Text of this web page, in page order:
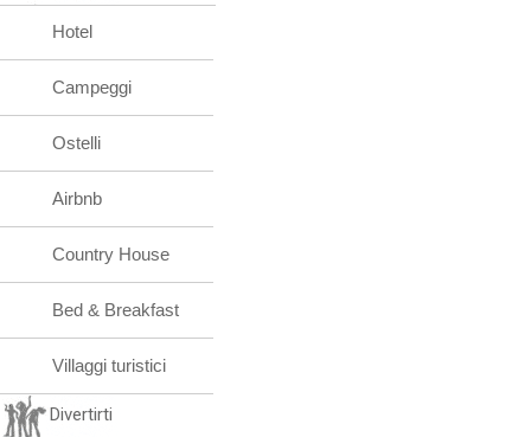
Hotel
Campeggi
Ostelli
Airbnb
Country House
Bed & Breakfast
Villaggi turistici
Divertirti